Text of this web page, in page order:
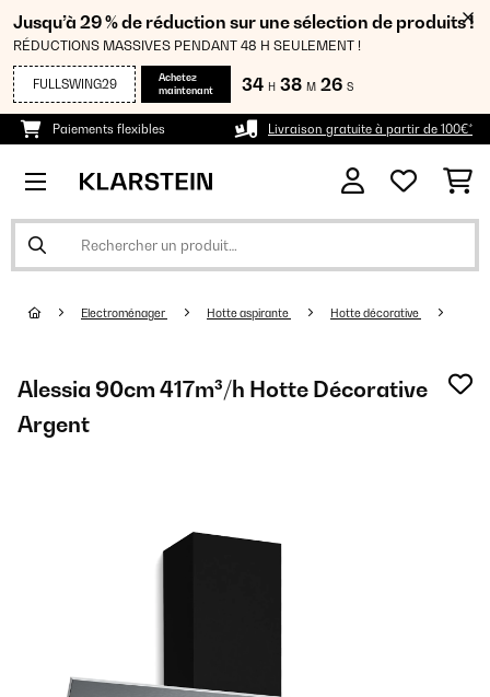
Jusqu’à 29 % de réduction sur une sélection de produits !
RÉDUCTIONS MASSIVES PENDANT 48 H SEULEMENT !
FULLSWING29
Achetez
maintenant
34 H 38 M 26 S
Paiements flexibles Livraison gratuite à partir de 100€*
Electroménager Hotte aspirante Hotte décorative
Alessia 90cm 417m³/h Hotte Décorative
Argent